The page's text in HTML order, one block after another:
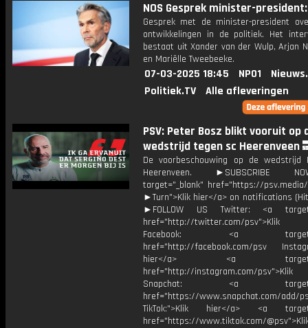
NOS Gesprek minister-
Gesprek met de minister-president
ontwikkelingen in de politiek. Het
bestaat uit Xander van der Wulp, Arjan
en Mariëlle Tweebeeke.
07-03-2025 18:45 NPO1
Politiek.TV
Alle afleveringen
PSV: Peter Bosz blikt vooruit op
wedstrijd tegen sc Heerenveen
De voorbeschouwing op de wedstrijd
Heerenveen. ►SUBSCRIBE
target="_blank" href="https://psv.media/
►Turn">Klik hier</a> on notifications
►FOLLOW US Twitter: <a
href="http://twitter.com/psv">Klik
Facebook: <a
href="http://facebook.com/psv
hier</a> <a
href="http://instagram.com/
Snapchat: <a
href="https://www.snapchat.com/add/
TikTok:">Klik hier</a> <a
href="https://www.tiktok.com/